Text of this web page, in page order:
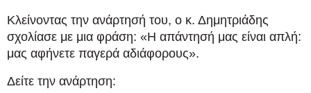
Κλείνοντας την ανάρτησή του, ο κ. Δημητριάδης
σχολίασε με μια φράση: «Η απάντησή μας είναι απλή:
μας αφήνετε παγερά αδιάφορους».
Δείτε την ανάρτηση: